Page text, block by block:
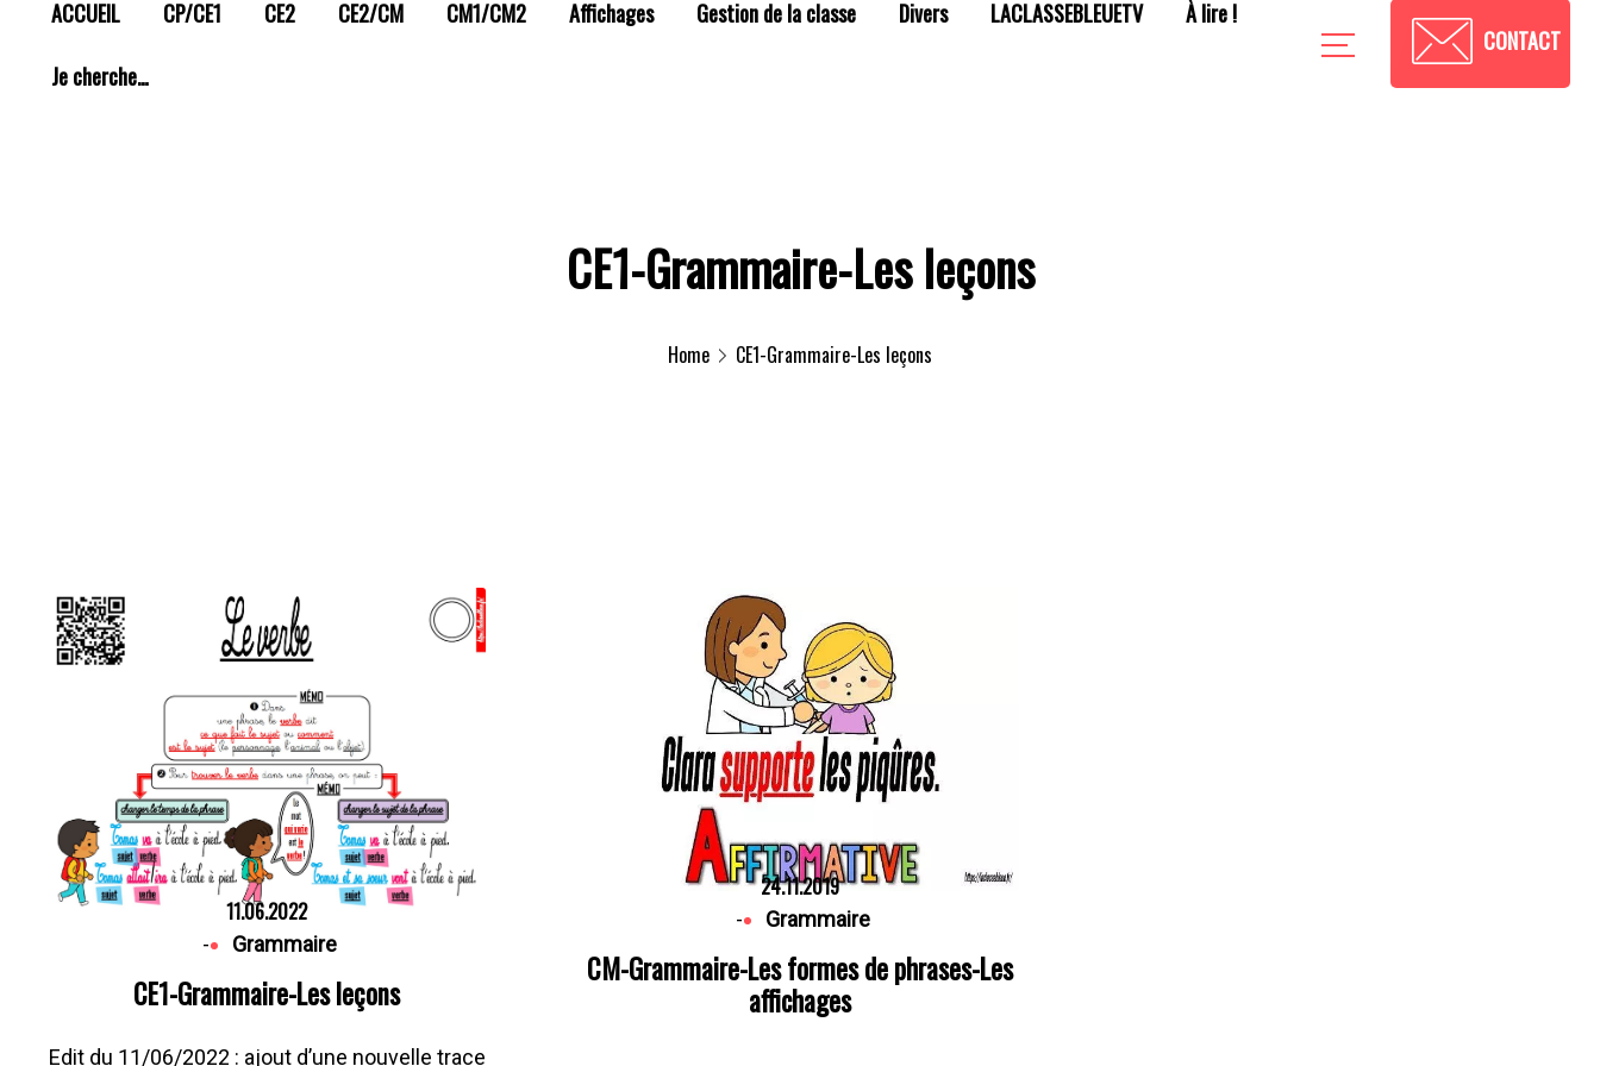
ACCUEIL CP/CE1 CE2 CE2/CM CM1/CM2 Affichages Gestion de la classe Divers LACLASSEBLEUETV À lire !
Je cherche…
CONTACT
CE1-Grammaire-Les leçons
Home CE1-Grammaire-Les leçons
11.06.2022
- Grammaire
CE1-Grammaire-Les leçons
Edit du 11/06/2022 : ajout d’une nouvelle trace
24.11.2019
- Grammaire
CM-Grammaire-Les formes de phrases-Les
affichages